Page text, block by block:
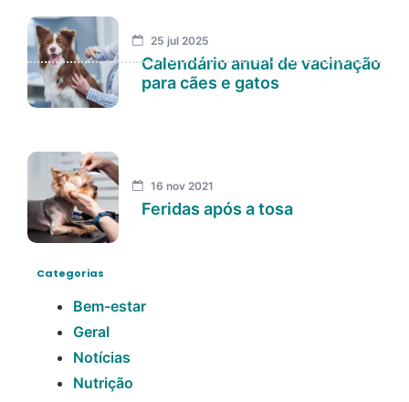
25 jul 2025
Calendário anual de vacinação
para cães e gatos
16 nov 2021
Feridas após a tosa
Categorias
Bem-estar
Geral
Notícias
Nutrição